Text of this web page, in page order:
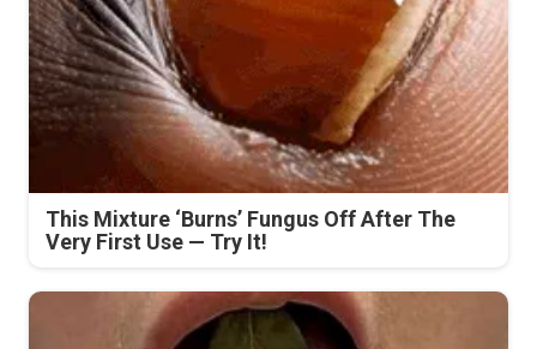
This Mixture ‘Burns’ Fungus Off After The
Very First Use — Try It!